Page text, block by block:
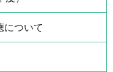
について